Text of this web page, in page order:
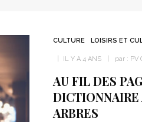
CULTURE LOISIRS ET
IL Y A 4 ANS par : PV
AU FIL DES
DICTIONNAIRE
ARBRES